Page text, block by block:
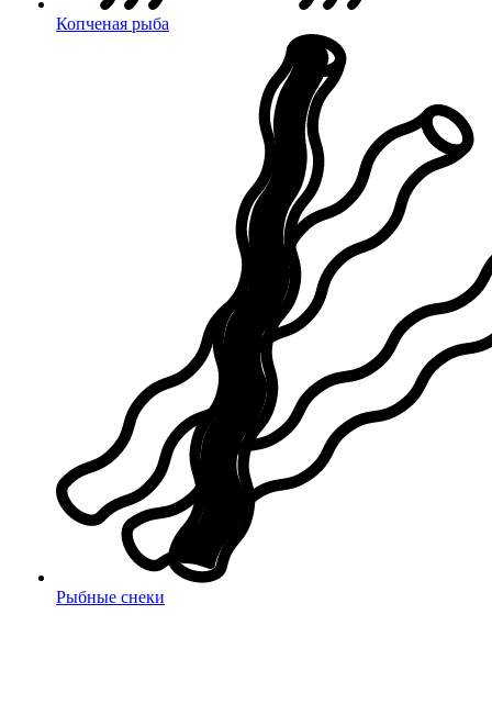
Копченая рыба
Рыбные снеки